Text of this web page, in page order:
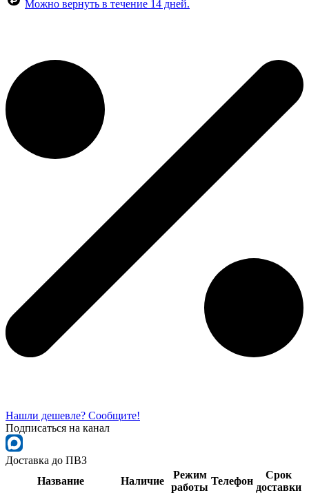
Можно вернуть в течение 14 дней.
Нашли дешевле? Сообщите!
Подписаться на канал
Доставка до ПВЗ
Название
Наличие
Режим
работы
Телефон
Срок
доставки